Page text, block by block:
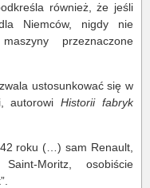
również, że jeśli
Niemców, nigdy nie
przeznaczone
ustosunkować się w
autorowiHistorii fabryk
roku (…) sam Renault,
Moritz, osobiście